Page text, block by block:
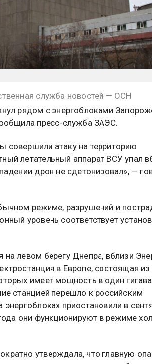
служба новостей — ОСН
рядом с энергоблоками
пресс-служба ЗАЭС.
совершили атаку на территорию
летательный аппарат ВСУ упал
дрон не сдетонировал», —
режиме, разрушений и
уровень соответствует
левом берегу Днепра, вблизи
в Европе, состоящая
имеет мощность в один
станцией перешло к российским
приостановили в
они функционируют в режиме
утверждала, что главную